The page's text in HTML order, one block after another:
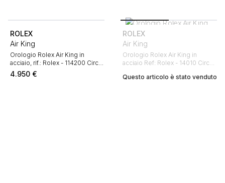
ROLEX
Air King
Orologio Rolex Air King in
acciaio, rif.: Rolex - 114200 Circa
2007
4.950 €
ROLEX
Air King
Orologio Rolex Air King in
acciaio Ref: Rolex - 14010 Circa
Questo articolo è stato venduto